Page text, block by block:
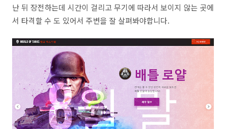
난 뒤 장전하는데 시간이 걸리고 무기에 따라서 보이지 않는 곳에
서 타격할 수 도 있어서 주변을 잘 살펴봐야합니다.